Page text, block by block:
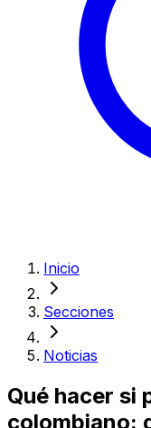
Inicio
Secciones
Noticias
Qué hacer si
colombiano: